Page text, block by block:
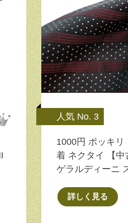
人気 No. 3
1000円 ポッキリ
着 ネクタイ 【中
ゲラルディーニ
詳しく見る